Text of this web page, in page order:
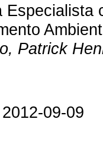
Patrick
09-09